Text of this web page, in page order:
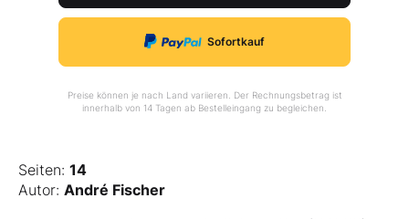
Sofortkauf
Preise können je nach Land variieren. Der Rechnungsbetrag ist
innerhalb von 14 Tagen ab Bestelleingang zu begleichen.
Seiten: 14
Autor: André Fischer